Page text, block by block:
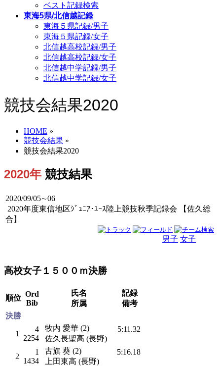
ベスト記録検索
東海5県/北信越記録
東海５県記録/男子
東海５県記録/女子
北信越高校記録/男子
北信越高校記録/女子
北信越中学記録/男子
北信越中学記録/女子
競技会結果2020
HOME »
競技会結果 »
競技会結果2020
2020年 競技結果
2020/09/05∼06
2020年度東信地区ｼﾞｭﾆｱ･ﾕｰｽ陸上競技秋季記録会 【佐久総
合】
男子 女子
高校女子１５００ｍ決勝
順位 Ord
Bib
氏名
所属
記録
備考
決勝
1
4
2254
牧内 愛華 (2)
佐久長聖高 (長野)
5:11.32
2
1
1434
古旗 葵 (2)
上田東高 (長野)
5:16.18